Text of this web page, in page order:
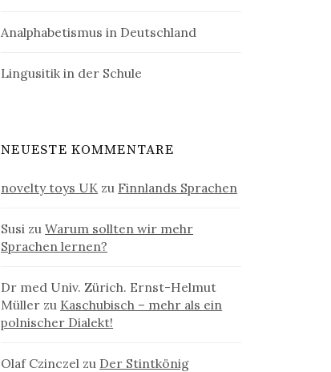
Analphabetismus in Deutschland
Lingusitik in der Schule
NEUESTE KOMMENTARE
novelty toys UK zu Finnlands Sprachen
Susi zuWarum sollten wir mehr
Sprachen lernen?
Dr med Univ. Zürich. Ernst-Helmut
Müller zu Kaschubisch – mehr als ein
polnischer Dialekt!
Olaf Czinczel zu Der Stintkönig